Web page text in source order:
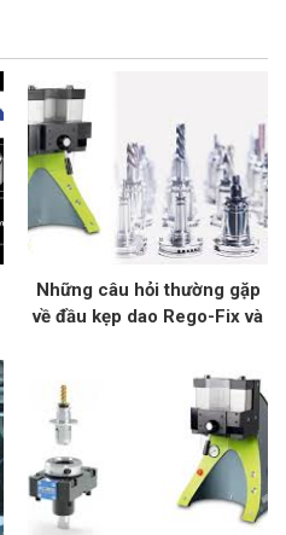
Những câu hỏi thường gặp
về đầu kẹp dao Rego-Fix và